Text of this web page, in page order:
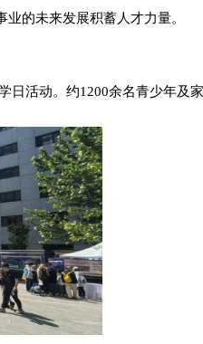
的未来发展积蓄人才力量。
活动。约1200余名青少年及家